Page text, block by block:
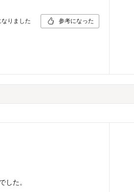
りました 参考になった
した。